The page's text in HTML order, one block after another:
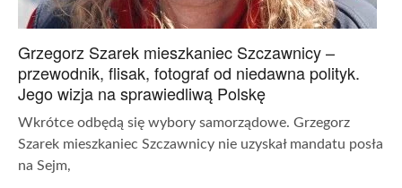
Grzegorz Szarek mieszkaniec Szczawnicy –
przewodnik, flisak, fotograf od niedawna polityk.
Jego wizja na sprawiedliwą Polskę
Wkrótce odbędą się wybory samorządowe. Grzegorz
Szarek mieszkaniec Szczawnicy nie uzyskał mandatu posła
na Sejm,